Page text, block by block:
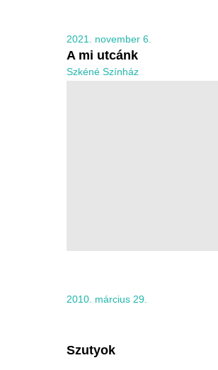
2021. november 6.
A mi utcánk
Szkéné Színház
2010. március 29.
Szutyok